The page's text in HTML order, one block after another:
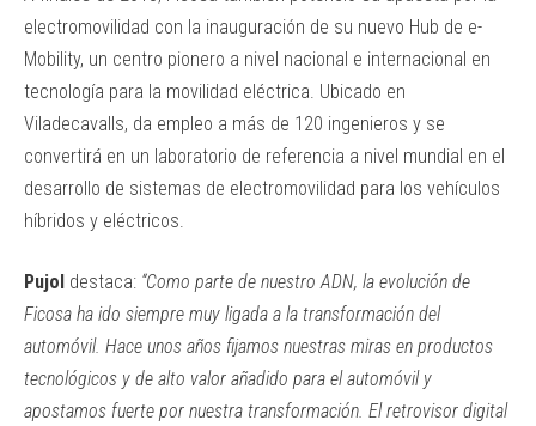
electromovilidad con la inauguración de su nuevo Hub de e-
Mobility, un centro pionero a nivel nacional e internacional en
tecnología para la movilidad eléctrica. Ubicado en
Viladecavalls, da empleo a más de 120 ingenieros y se
convertirá en un laboratorio de referencia a nivel mundial en el
desarrollo de sistemas de electromovilidad para los vehículos
híbridos y eléctricos.
Pujol destaca: “Como parte de nuestro ADN, la evolución de
Ficosa ha ido siempre muy ligada a la transformación del
automóvil. Hace unos años fijamos nuestras miras en productos
tecnológicos y de alto valor añadido para el automóvil y
apostamos fuerte por nuestra transformación. El retrovisor digital